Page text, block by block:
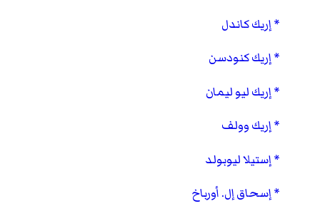
إريك كاندل
إريك كنودسن
إريك ليو ليمان
إريك وولف
إستيلا ليوبولد
إسحاق إل. أورباخ